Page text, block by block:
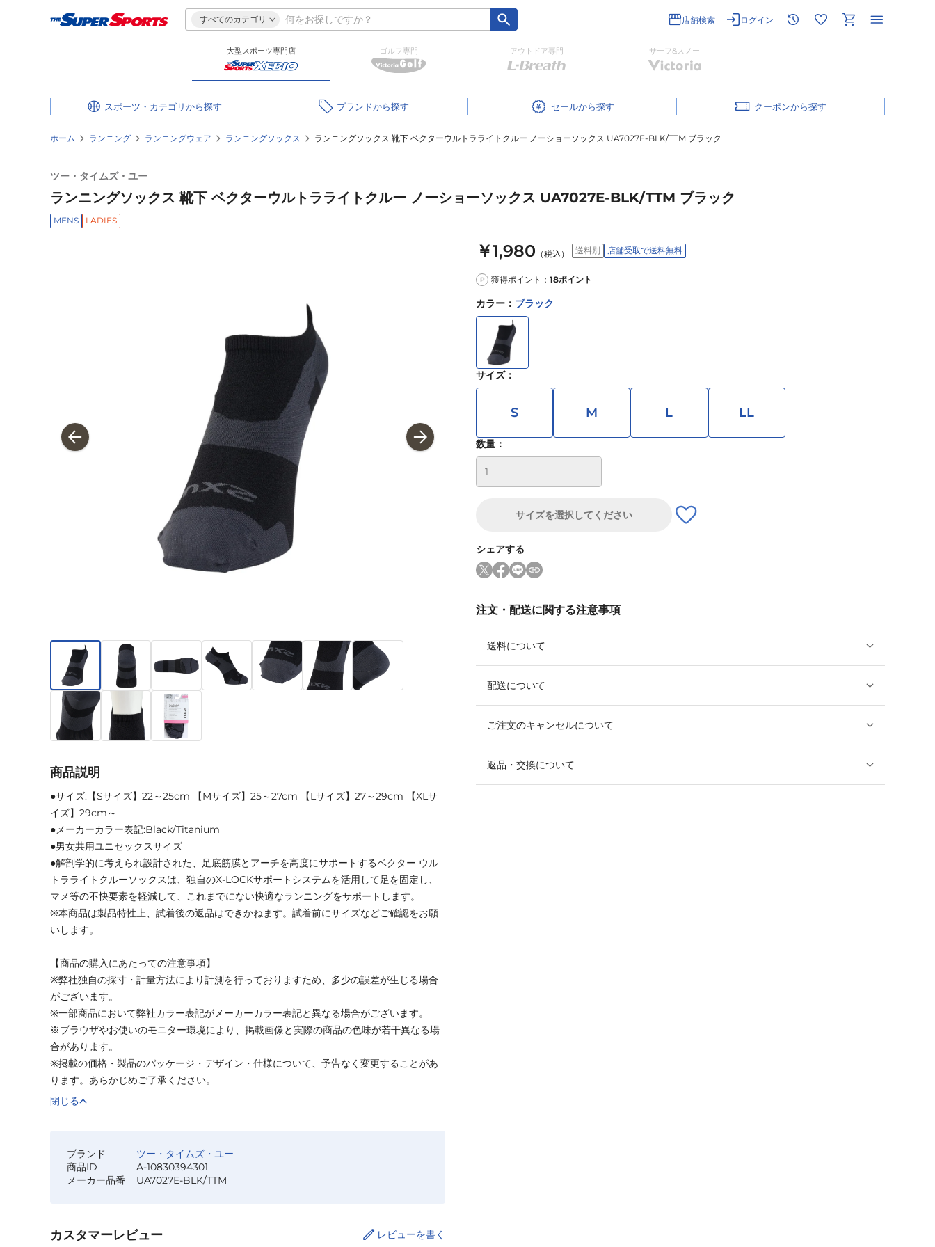
すべてのカテゴリ 店舗検索 ログイン
大型スポーツ専門店 ゴルフ専門 アウトドア専門 サーフ&スノー
スポーツ・カテゴリ ブランド セール クーポン
ホーム ランニング ランニングウェア ランニングソックス ランニングソックス 靴下 ベクターウルトラライトクルー ノーショーソックス UA7027E-BLK/TTM ブラック
ツー・タイムズ・ユー
ランニングソックス 靴下 ベクターウルトラライトクルー ノーショーソックス UA7027E-BLK/TTM ブラック
MENS LADIES
￥1,980 （税込） 送料別 店舗受取で送料無料
P 獲得ポイント： 18ポイント
カラー ： ブラック
サイズ：
S M L LL
数量：
サイズを選択してください
シェアする
注文・配送に関する注意事項
送料について
配送について
ご注文のキャンセルについて
返品・交換について
商品説明
●サイズ:【Sサイズ】22～25cm 【Mサイズ】25～27cm 【Lサイズ】27～29cm 【XLサ
イズ】29cm～
●メーカーカラー表記:Black/Titanium
●男女共用ユニセックスサイズ
●解剖学的に考えられ設計された、足底筋膜とアーチを高度にサポートするベクター ウル
トラライトクルーソックスは、独自のX-LOCKサポートシステムを活用して足を固定し、
マメ等の不快要素を軽減して、これまでにない快適なランニングをサポートします。
※本商品は製品特性上、試着後の返品はできかねます。試着前にサイズなどご確認をお願
いします。
【商品の購入にあたっての注意事項】
※弊社独自の採寸・計量方法により計測を行っておりますため、多少の誤差が生じる場合
がございます。
※一部商品において弊社カラー表記がメーカーカラー表記と異なる場合がございます。
※ブラウザやお使いのモニター環境により、掲載画像と実際の商品の色味が若干異なる場
合があります。
※掲載の価格・製品のパッケージ・デザイン・仕様について、予告なく変更することがあ
ります。あらかじめご了承ください。
閉じる
ブランド
ツー・タイムズ・ユー
商品ID
A-10830394301
メーカー品番
UA7027E-BLK/TTM
カスタマーレビュー レビューを書く